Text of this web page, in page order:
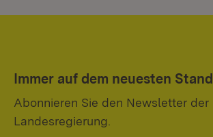
Immer auf dem neuesten Stand
Abonnieren Sie den Newsletter der
Landesregierung.